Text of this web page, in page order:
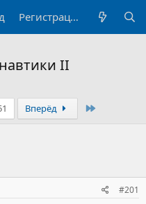
Регистрация
II
Вперёд
#201